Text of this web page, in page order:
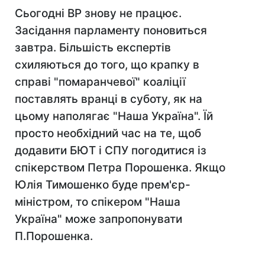
Сьогодні ВР знову не працює.
Засідання парламенту поновиться
завтра. Більшість експертів
схиляються до того, що крапку в
справі "помаранчевої" коаліції
поставлять вранці в суботу, як на
цьому наполягає "Наша Україна". Їй
просто необхідний час на те, щоб
додавити БЮТ і СПУ погодитися із
спікерством Петра Порошенка. Якщо
Юлія Тимошенко буде прем'єр-
міністром, то спікером "Наша
Україна" може запропонувати
П.Порошенка.